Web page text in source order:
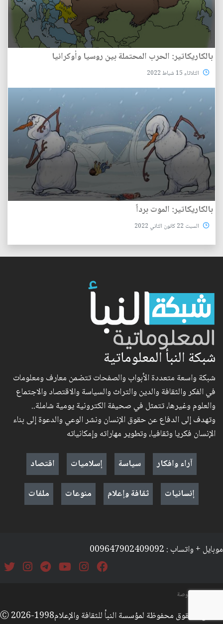
بالكاريكاتير: الحرب المحتملة بين روسيا وأوكرانيا
الثلاثاء 15 شباط 2022
بالكاريكاتير: الموت برداً
السبت 22 كانون الثاني 2022
شبكة النبأ المعلوماتية
شبكة واسعة متعددة الأبواب والصفحات تتضمن معارف ومعلومات
في الفكر والثقافة والدين والتراث والسياسة والاقتصاد والاجتماع
والعلوم وغيرها، تتمثل في صحيفة الكترونية يومية شاملة..
وتهدف إلى الدفاع عن حقوق الإنسان ونشر الوعي والدعوة إلى بناء
الإنسان فكريا وثقافيا، وتطوير مهاراته وإمكانياته
آراء وافكار
سياسة إسلاميات
اقتصاد
إنسانيات
ثقافة وإعلام منوعات ملفات
موبايل + واتساب : 009647902409092
السياسة والخصوصة
جميع الحقوق محفوظة لمؤسسة النبأ للثقافة والإعلامⒸ 2026-1998